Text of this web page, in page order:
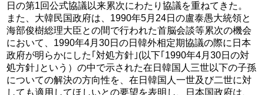
日の第1回公式協議以来累次にわたり協議を重ねてきた。
また、大韓民国政府は、1990年5月24日の盧泰愚大統領と
海部俊樹総理大臣との間で行われた首脳会談等累次の機会
において、1990年4月30日の日韓外相定期協議の際に日本
政府が明らかにした｢対処方針｣(以下｢1990年4月30日の対
処方針｣という）の中で示された在日韓国人三世以下の子孫
についての解決の方向性を、在日韓国人一世及び二世に対
しても適用してほしいとの要望を表明し、日本国政府は、